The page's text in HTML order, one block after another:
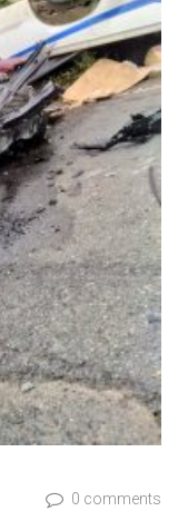
0 comments